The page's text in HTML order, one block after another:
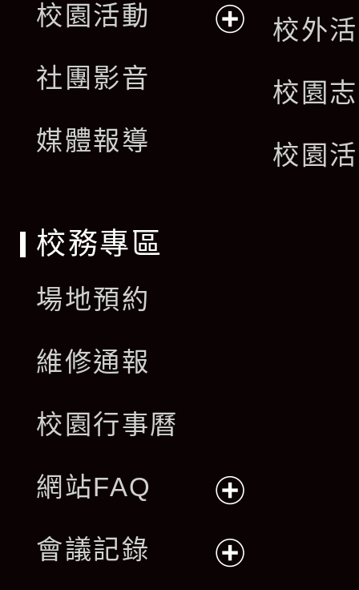
開
校園活動
社團影音
媒體報導
校外
校園
校園
校務專區
場地預約
維修通報
校園行事曆
網站FAQ
開
會議記錄